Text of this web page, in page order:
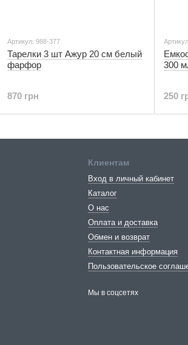
Артикул: 988-377
Тарелки 3 шт Ажур 20 см белый
фарфор
870 грн
300
250
Клиентам
Вход в личный кабинет
Каталог
О нас
Оплата и доставка
Обмен и возврат
Контактная информация
Пользовательское
Мы в соцсетях